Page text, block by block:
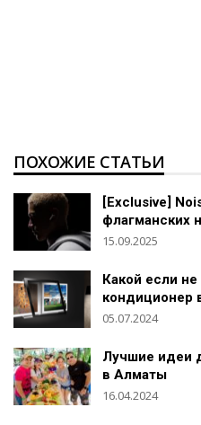
ПОХОЖИЕ СТАТЬИ
[Exclusive]
флагманских
15.09.2025
Какой если
кондиционер
05.07.2024
Лучшие идеи
в Алматы
16.04.2024